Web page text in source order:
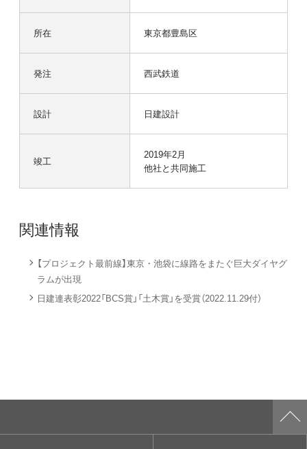
所在 東京都豊島区
発注 西武鉄道
設計 日建設計
竣工
2019年2月
他社と共同施工
関連情報
【プロジェクト最前線】東京・池袋に線路をまたぐ巨大ダイヤグ
ラムが出現
日建連表彰2022「BCS賞」「土木賞」を受賞（2022.11.29付）